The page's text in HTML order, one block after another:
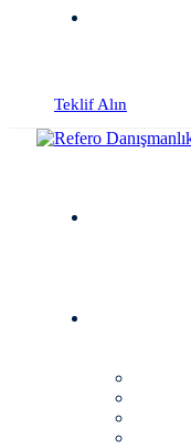
Teklif Alın